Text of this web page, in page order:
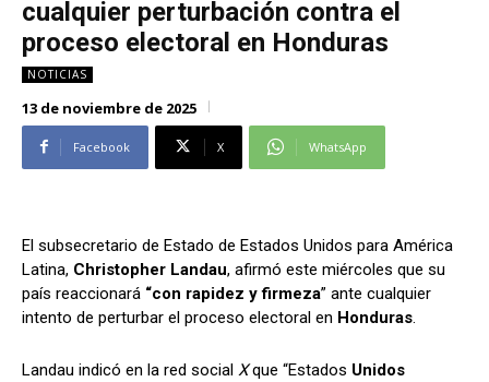
Alianza Patriotica
Libertad y Refundación
Frente Amplio
Centro Social Cristianos
Nueva Ruta
Suscríbase a nuestro boletín
Manténgase informado de nuestro contenido, recibiendo
Alianza Patriotica
Libertad y Refundación
Frente Amplio
Centro Social Cristianos
Nueva Ruta
Suscríbase a nuestro boletín
Manténgase informado de nuestro contenido, recibiendo
cualquier perturbación contra el
proceso electoral en Honduras
NOTICIAS
13 de noviembre de 2025
Facebook X WhatsApp
El subsecretario de Estado de Estados Unidos para América
Latina, Christopher Landau, afirmó este miércoles que su
país reaccionará “con rapidez y firmeza” ante cualquier
intento de perturbar el proceso electoral en Honduras
Landau indicó en la red social Xque “Estados Unidos